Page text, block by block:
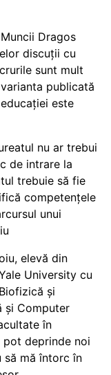
Dragos
discuții cu
sunt mult
publicată
este
nu ar trebui
de intrare la
trebuie să fie
competențele
unui
elevă din
University cu
și
și Computer
în
deprinde noi
să mă întorc în